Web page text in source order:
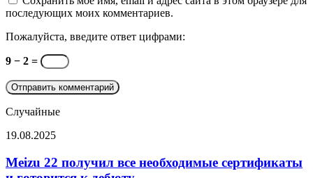
последующих моих комментариев.
Пожалуйста, введите ответ цифрами:
9 − 2 =
Случайные
Meizu
получил
все
19.08.2025
Meizu 22 получил все необходимые сертификаты